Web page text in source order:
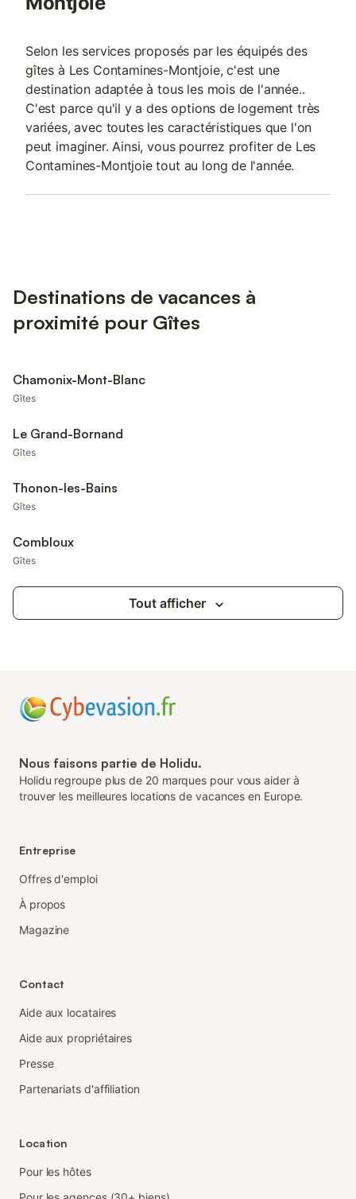
Selon les services proposés par les équipés des
gîtes à Les Contamines-Montjoie, c'est une
destination adaptée à tous les mois de l'année..
C'est parce qu'il y a des options de logement très
variées, avec toutes les caractéristiques que l'on
peut imaginer. Ainsi, vous pourrez profiter de Les
Contamines-Montjoie tout au long de l'année.
Destinations de vacances à
proximité pour Gîtes
Chamonix-Mont-Blanc
Gîtes
Le Grand-Bornand
Gîtes
Thonon-les-Bains
Gîtes
Combloux
Gîtes
Tout afficher
Nous faisons partie de Holidu.
Holidu regroupe plus de 20 marques pour vous aider à
trouver les meilleures locations de vacances en Europe.
Entreprise
Offres d'emploi
À propos
Magazine
Contact
Aide aux locataires
Aide aux propriétaires
Presse
Partenariats d'affiliation
Location
Pour les hôtes